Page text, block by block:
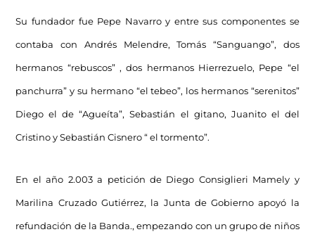
Su fundador fue Pepe Navarro y entre sus componentes se
contaba con Andrés Melendre, Tomás “Sanguango”, dos
hermanos “rebuscos” , dos hermanos Hierrezuelo, Pepe “el
panchurra” y su hermano “el tebeo”, los hermanos “serenitos”
Diego el de “Agueíta”, Sebastián el gitano, Juanito el del
Cristino y Sebastián Cisnero “ el tormento”.
En el año 2.003 a petición de Diego Consiglieri Mamely y
Marilina Cruzado Gutiérrez, la Junta de Gobierno apoyó la
refundación de la Banda., empezando con un grupo de niños